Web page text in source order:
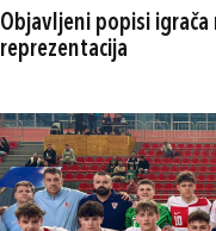
Objavljeni popisi
reprezentacija